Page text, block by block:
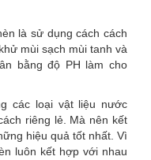
là sử dụng cách cách
mùi sạch mùi tanh và
bằng độ PH làm cho
các loại vật liệu nước
riêng lẻ. Mà nên kết
hiệu quả tốt nhất. Vì
luôn kết hợp với nhau